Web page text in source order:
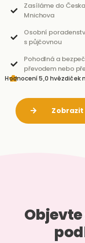
Zasíláme do
Mnichova
Osobní
s půjčovnou
Pohodlná a
převodem nebo
Hodnocení 5,0 hvězdiček